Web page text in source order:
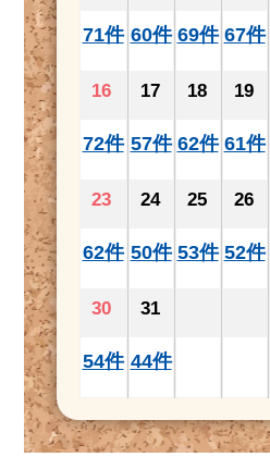
71件 60件 69件 67件
16
72件
17
57件
18
62件
19
61件
23
62件
24
50件
25
53件
26
52件
30
54件
31
44件